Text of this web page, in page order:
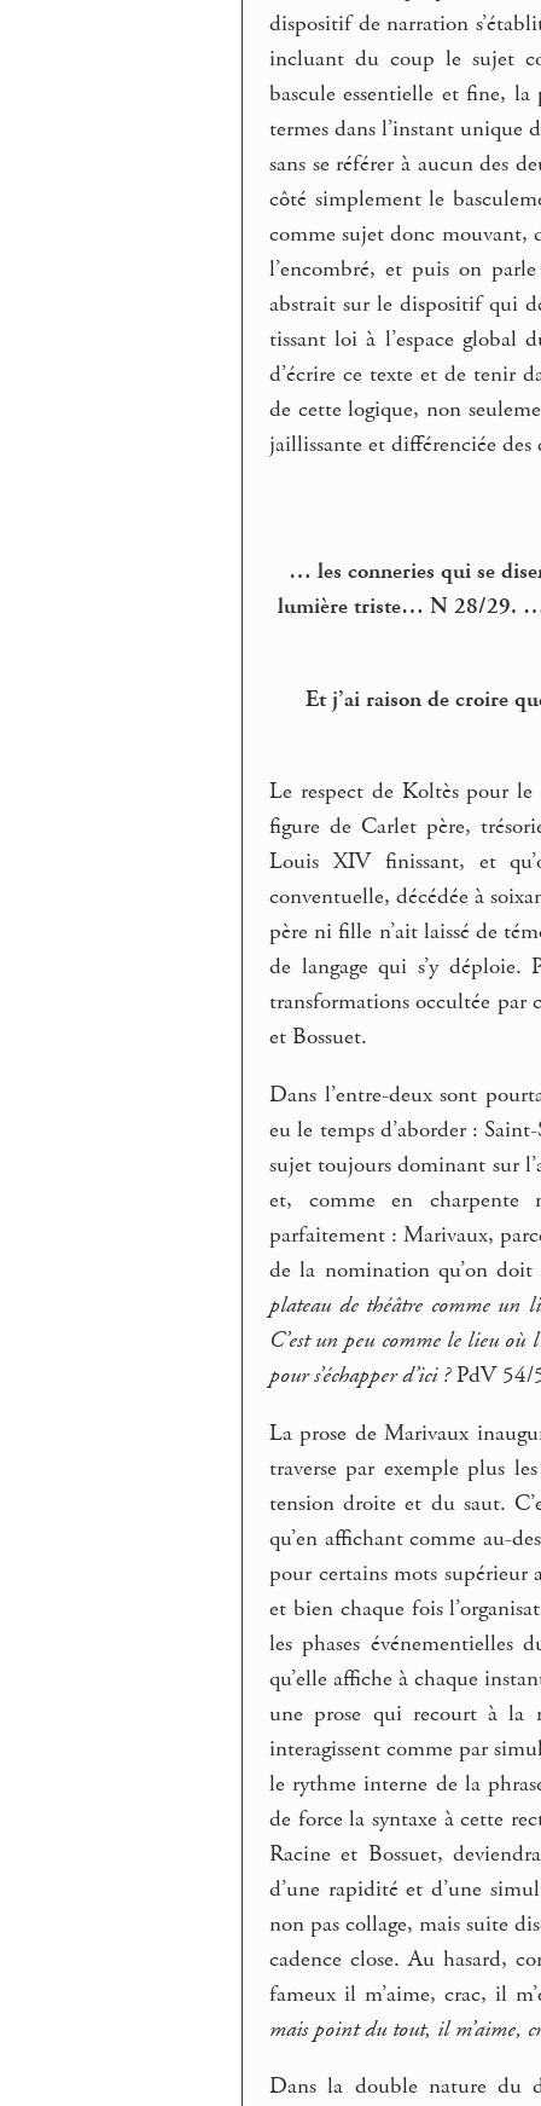
dispositif de narration
incluant du coup le sujet
bascule essentielle et fine, la
termes dans l’instant unique
sans se référer à aucun des
côté simplement le
comme sujet donc mouvant,
l’encombré, et puis on
abstrait sur le dispositif qui
tissant loi à l’espace global
d’écrire ce texte et de tenir
de cette logique, non
jaillissante et différenciée
… les conneries qui se
lumière triste… N 28/29. …
Et j’ai raison de croire
Le respect de Koltès pour
figure de Carlet père,
Louis XIV finissant, et
conventuelle, décédée à
père ni fille n’ait laissé de
de langage qui s’y déploie.
transformations occultée par
et Bossuet.
Dans l’entre-deux sont
eu le temps d’aborder :
sujet toujours dominant sur
et, comme en charpente
parfaitement : Marivaux,
de la nomination qu’on
plateau de théâtre comme un
C’est un peu comme le lieu où
pour s’échapper d’ici ?PdV 54/
La prose de Marivaux
traverse par exemple plus
tension droite et du saut.
qu’en affichant comme au-
pour certains mots supérieur
et bien chaque fois
les phases
qu’elle affiche à chaque
une prose qui recourt à la
interagissent comme par
le rythme interne de la
de force la syntaxe à cette
Racine et Bossuet,
d’une rapidité et d’une
non pas collage, mais suite
cadence close. Au hasard,
fameux il m’aime, crac, il
mais point du tout, il m’aime,
Dans la double nature du